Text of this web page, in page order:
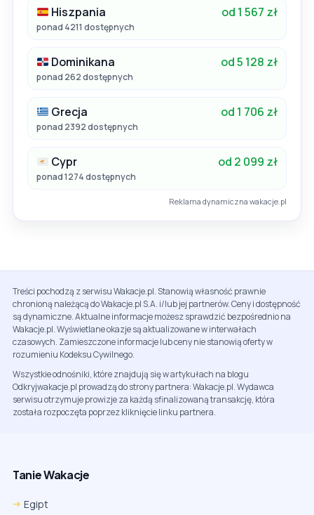
Hiszpania od 1 567 zł
ponad 4211 dostępnych
Dominikana od 5 128 zł
ponad 262 dostępnych
Grecja od 1 706 zł
ponad 2392 dostępnych
Cypr od 2 099 zł
ponad 1274 dostępnych
Reklama dynamiczna wakacje.pl
Treści pochodzą z serwisu Wakacje.pl. Stanowią własność prawnie
chronioną należącą do Wakacje.pl S.A. i/lub jej partnerów. Ceny i dostępność
są dynamiczne. Aktualne informacje możesz sprawdzić bezpośrednio na
Wakacje.pl. Wyświetlane okazje są aktualizowane w interwałach
czasowych. Zamieszczone informacje lub ceny nie stanowią oferty w
rozumieniu Kodeksu Cywilnego.
Wszystkie odnośniki, które znajdują się w artykułach na blogu
Odkryjwakacje.pl prowadzą do strony partnera: Wakacje.pl. Wydawca
serwisu otrzymuje prowizje za każdą sfinalizowaną transakcję, która
została rozpoczęta poprzez kliknięcie linku partnera.
Tanie Wakacje
Egipt